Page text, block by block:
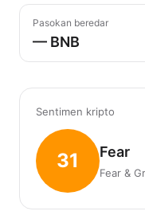
Pasokan beredar
— BNB
Sentimen kripto
31 Fear
Fear &